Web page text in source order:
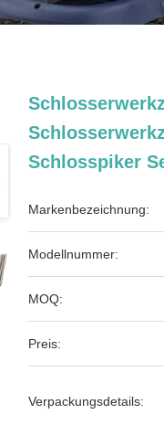
Schlosspiker
Markenbezeichnung:
Modellnummer:
MOQ:
Preis:
Verpackungsdetails: